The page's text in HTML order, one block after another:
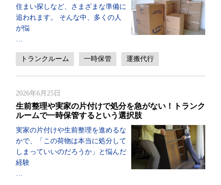
住まい探しなど、さまざまな準備に
追われます。 そんな中、多くの人
が悩
トランクルーム 一時保管 運搬代行
2026年6月25日
生前整理や実家の片付けで処分を急がない！トランク
ルームで一時保管するという選択肢
実家の片付けや生前整理を進めるな
かで、「この荷物は本当に処分して
しまっていいのだろうか」と悩んだ
経験